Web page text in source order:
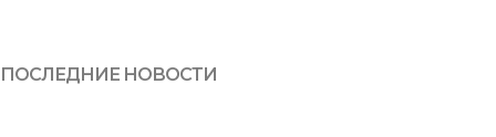
ПОСЛЕДНИЕ НОВОСТИ